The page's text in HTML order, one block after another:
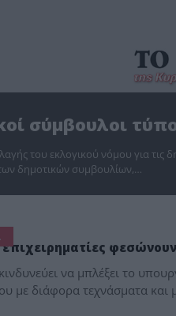
σύμβουλοι
του εκλογικού νόμου για τις
δημοτικών συμβουλίων,…
επιχειρηματίες
να μπλέξει το
με διάφορα τεχνάσματα